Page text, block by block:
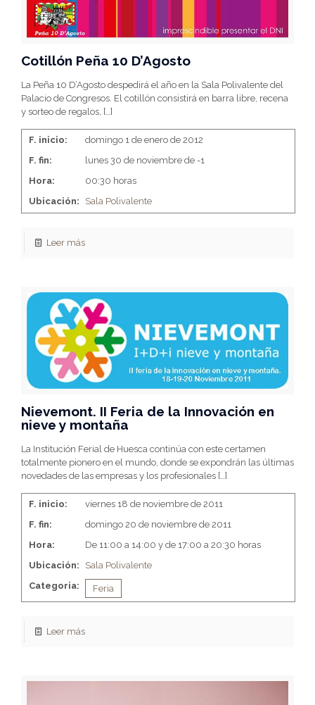
Cotillón Peña 10 D’Agosto
La Peña 10 D’Agosto despedirá el año en la Sala Polivalente del
Palacio de Congresos. El cotillón consistirá en barra libre, recena
y sorteo de regalos, […]
F. inicio:
domingo 1 de enero de 2012
F. fin:
lunes 30 de noviembre de -1
Hora:
00:30 horas
Ubicación:
Sala Polivalente
Leer más
Nievemont. II Feria de la Innovación en
nieve y montaña
La Institución Ferial de Huesca continúa con este certamen
totalmente pionero en el mundo, donde se expondrán las últimas
novedades de las empresas y los profesionales […]
F. inicio:
viernes 18 de noviembre de 2011
F. fin:
domingo 20 de noviembre de 2011
Hora:
De 11:00 a 14:00 y de 17:00 a 20:30 horas
Ubicación:
Sala Polivalente
Categoria:
Feria
Leer más